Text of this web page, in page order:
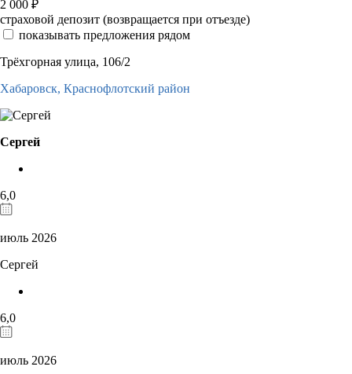
2 000 ₽
страховой депозит (возвращается при отъезде)
показывать предложения рядом
Трёхгорная улица, 106/2
Хабаровск, Краснофлотский район
Сергей
6,0
июль 2026
Сергей
6,0
июль 2026